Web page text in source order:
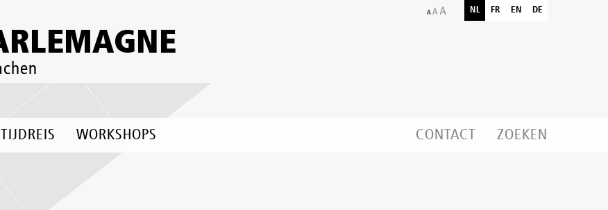
NL FR EN DE
TIJDREIS WORKSHOPS CONTACT ZOEKEN